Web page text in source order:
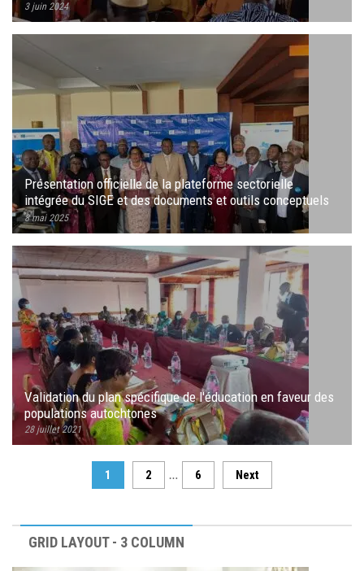
3 juin 2024
Présentation officielle de la plateforme sectorielle
intégrée du SIGE et des documents et outils conceptuels
et méthodologie.
8 mai 2025
Validation du plan spécifique de l'éducation en faveur des
populations autochtones
28 juillet 2021
1 2 … 6 Next
GRID LAYOUT - 3 COLUMN